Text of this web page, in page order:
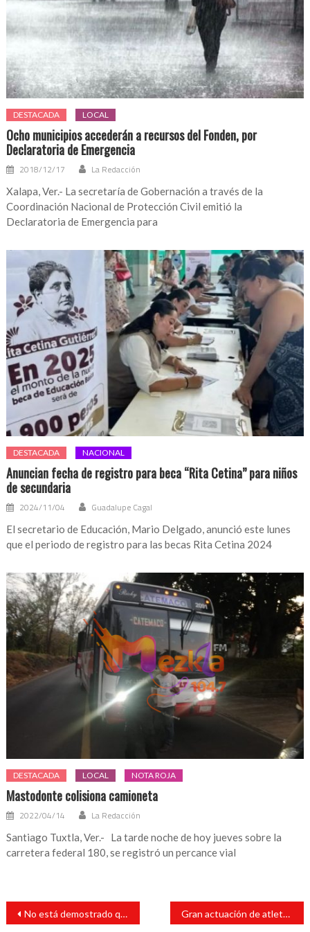
DESTACADA LOCAL
Ocho municipios accederán a recursos del Fonden, por
Declaratoria de Emergencia
2018/12/17 La Redacción
Xalapa, Ver.- La secretaría de Gobernación a través de la
Coordinación Nacional de Protección Civil emitió la
Declaratoria de Emergencia para
DESTACADA NACIONAL
Anuncian fecha de registro para beca “Rita Cetina” para niños
de secundaria
2024/11/04 Guadalupe Cagal
El secretario de Educación, Mario Delgado, anunció este lunes
que el periodo de registro para las becas Rita Cetina 2024
DESTACADA LOCAL NOTA ROJA
Mastodonte colisiona camioneta
2022/04/14 La Redacción
Santiago Tuxtla, Ver.- La tarde noche de hoy jueves sobre la
carretera federal 180, se registró un percance vial
Navegación
entradas
No está demostrado que variante Lambda de covid sea más agresiva: López-Gatell Gran actuación de atletas paralímpicos, siguen haciendo historia